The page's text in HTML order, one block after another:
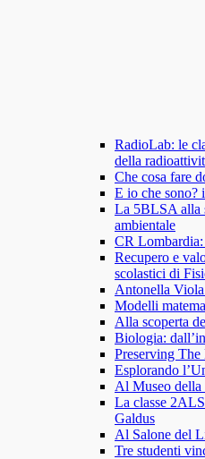
RadioLab: le
della
Che cosa fare
E io che sono?
La 5BLSA alla
ambientale
CR
Recupero e
scolastici di
Antonella
Modelli
Alla scoperta
Biologia:
Preserving The
Esplorando
Al Museo della
La classe
Galdus
Al Salone del
Tre studenti